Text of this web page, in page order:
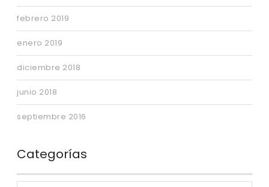
febrero 2019
enero 2019
diciembre 2018
junio 2018
septiembre 2016
Categorías